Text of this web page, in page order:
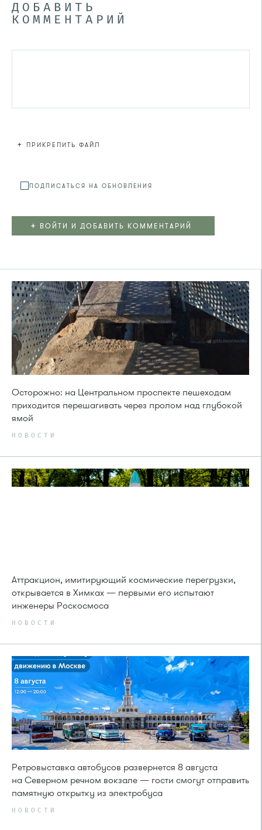
ДОБАВИТЬ
КОММЕНТАРИЙ
+ ПРИКРЕПИТЬ ФАЙЛ
ПОДПИСАТЬСЯ НА ОБНОВЛЕНИЯ
+ ВОЙТИ И ДОБАВИТЬ КОММЕНТАРИЙ
Осторожно: на Центральном проспекте пешеходам
приходится перешагивать через пролом над глубокой
ямой
НОВОСТИ
Аттракцион, имитирующий космические перегрузки,
открывается в Химках — первыми его испытают
инженеры Роскосмоса
НОВОСТИ
Ретровыставка автобусов развернется 8 августа
на Северном речном вокзале — гости смогут отправить
памятную открытку из электробуса
НОВОСТИ